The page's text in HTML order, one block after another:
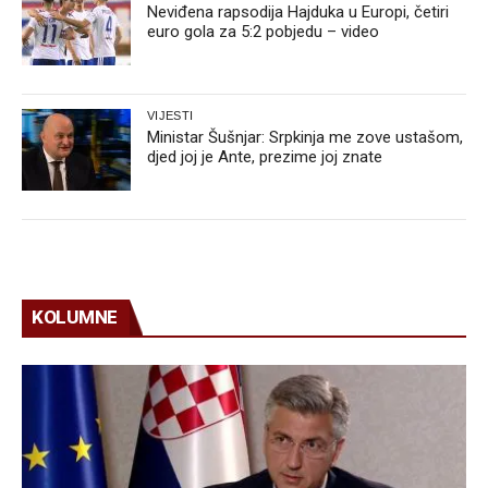
Neviđena rapsodija Hajduka u Europi, četiri
euro gola za 5:2 pobjedu – video
VIJESTI
Ministar Šušnjar: Srpkinja me zove ustašom,
djed joj je Ante, prezime joj znate
KOLUMNE